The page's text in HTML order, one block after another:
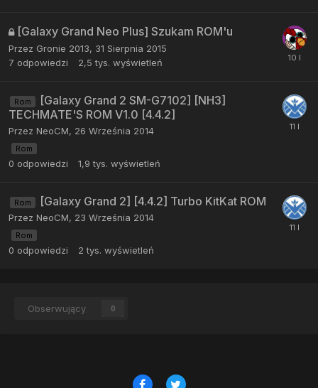
[Galaxy Grand Neo Plus] Szukam ROM'u
Przez Gronie 2013, 31 Sierpnia 2015
7 odpowiedzi 2,5 tys. wyświetleń
Rom
[Galaxy Grand 2 SM-G7102] [NH3]
TECHMATE'S ROM V1.0 [4.4.2]
Przez NeoCM, 26 Września 2014
Rom
0 odpowiedzi 1,9 tys. wyświetleń
Rom [Galaxy Grand 2] [4.4.2] Turbo KitKat ROM
Przez NeoCM, 23 Września 2014
Rom
0 odpowiedzi 2 tys. wyświetleń
Obserwujący 0